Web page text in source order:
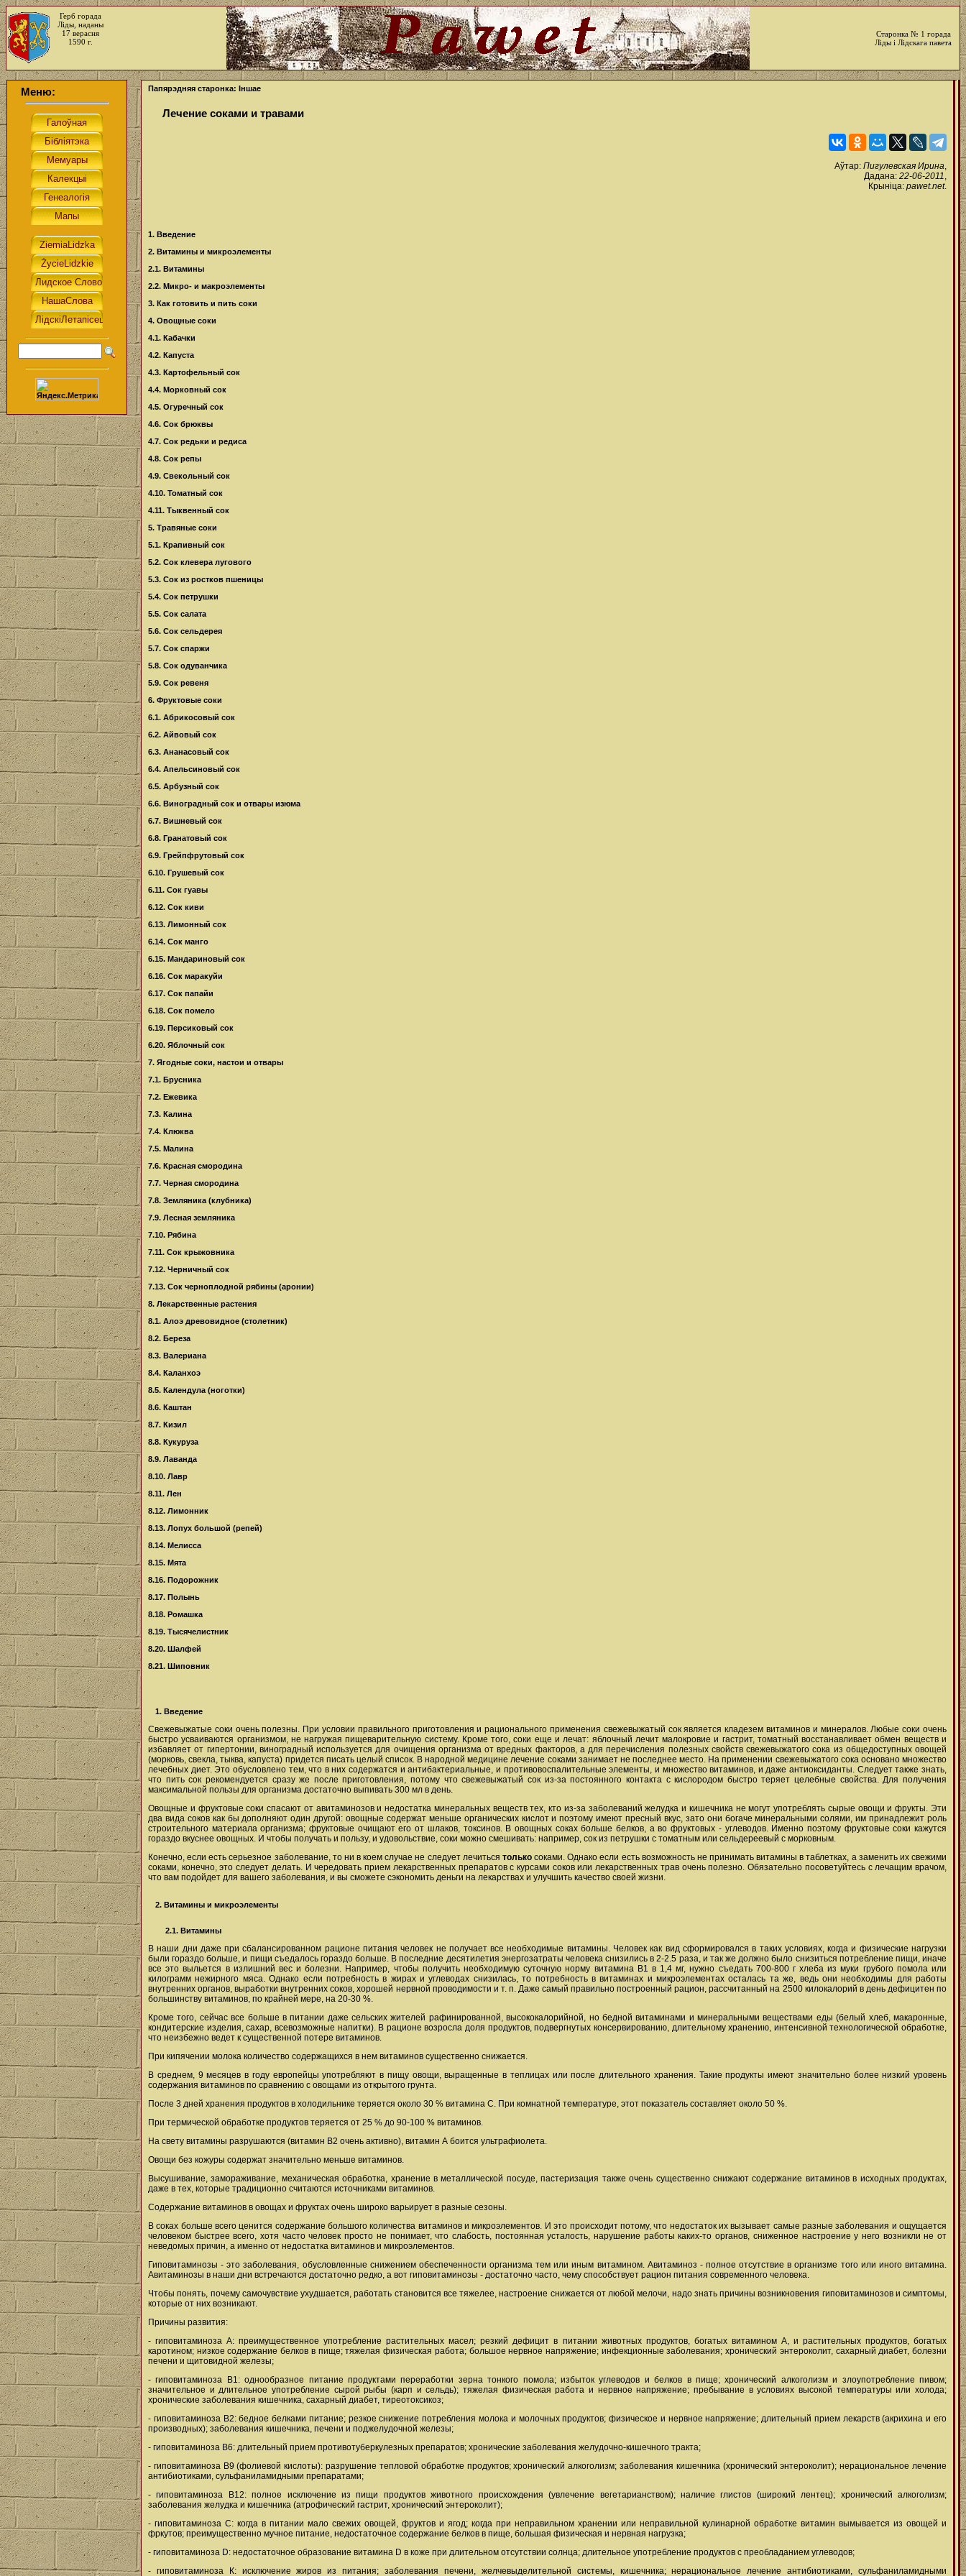
Герб горада
Ліды, наданы
17 верасня
1590 г.
Старонка № 1 горада
Ліды і Лідскага павета
Меню: Папярэдняя старонка: Іншае
Лечение соками и травами
Аўтар: Пигулевская Ирина,
Дадана: 22-06-2011,
Крыніца: pawet.net.
1. Введение
2. Витамины и микроэлементы
2.1. Витамины
2.2. Микро- и макроэлементы
3. Как готовить и пить соки
4. Овощные соки
4.1. Кабачки
4.2. Капуста
4.3. Картофельный сок
4.4. Морковный сок
4.5. Огуречный сок
4.6. Сок брюквы
4.7. Сок редьки и редиса
4.8. Сок репы
4.9. Свекольный сок
4.10. Томатный сок
4.11. Тыквенный сок
5. Травяные соки
5.1. Крапивный сок
5.2. Сок клевера лугового
5.3. Сок из ростков пшеницы
5.4. Сок петрушки
5.5. Сок салата
5.6. Сок сельдерея
5.7. Сок спаржи
5.8. Сок одуванчика
5.9. Сок ревеня
6. Фруктовые соки
6.1. Абрикосовый сок
6.2. Айвовый сок
6.3. Ананасовый сок
6.4. Апельсиновый сок
6.5. Арбузный сок
6.6. Виноградный сок и отвары изюма
6.7. Вишневый сок
6.8. Гранатовый сок
6.9. Грейпфрутовый сок
6.10. Грушевый сок
6.11. Сок гуавы
6.12. Сок киви
6.13. Лимонный сок
6.14. Сок манго
6.15. Мандариновый сок
6.16. Сок маракуйи
6.17. Сок папайи
6.18. Сок помело
6.19. Персиковый сок
6.20. Яблочный сок
7. Ягодные соки, настои и отвары
7.1. Брусника
7.2. Ежевика
7.3. Калина
7.4. Клюква
7.5. Малина
7.6. Красная смородина
7.7. Черная смородина
7.8. Земляника (клубника)
7.9. Лесная земляника
7.10. Рябина
7.11. Сок крыжовника
7.12. Черничный сок
7.13. Сок черноплодной рябины (аронии)
8. Лекарственные растения
8.1. Алоэ древовидное (столетник)
8.2. Береза
8.3. Валериана
8.4. Каланхоэ
8.5. Календула (ноготки)
8.6. Каштан
8.7. Кизил
8.8. Кукуруза
8.9. Лаванда
8.10. Лавр
8.11. Лен
8.12. Лимонник
8.13. Лопух большой (репей)
8.14. Мелисса
8.15. Мята
8.16. Подорожник
8.17. Полынь
8.18. Ромашка
8.19. Тысячелистник
8.20. Шалфей
8.21. Шиповник
1. Введение
Свежевыжатые соки очень полезны. При условии правильного приготовления и рационального применения свежевыжатый сок является кладезем витаминов и минералов. Любые соки очень
быстро усваиваются организмом, не нагружая пищеварительную систему. Кроме того, соки еще и лечат: яблочный лечит малокровие и гастрит, томатный восстанавливает обмен веществ и
избавляет от гипертонии, виноградный используется для очищения организма от вредных факторов, а для перечисления полезных свойств свежевыжатого сока из общедоступных овощей
(морковь, свекла, тыква, капуста) придется писать целый список. В народной медицине лечение соками занимает не последнее место. На применении свежевыжатого сока основано множество
лечебных диет. Это обусловлено тем, что в них содержатся и антибактериальные, и противовоспалительные элементы, и множество витаминов, и даже антиоксиданты. Следует также знать,
что пить сок рекомендуется сразу же после приготовления, потому что свежевыжатый сок из-за постоянного контакта с кислородом быстро теряет целебные свойства. Для получения
максимальной пользы для организма достаточно выпивать 300 мл в день.
Овощные и фруктовые соки спасают от авитаминозов и недостатка минеральных веществ тех, кто из-за заболеваний желудка и кишечника не могут употреблять сырые овощи и фрукты. Эти
два вида соков как бы дополняют один другой: овощные содержат меньше органических кислот и поэтому имеют пресный вкус, зато они богаче минеральными солями, им принадлежит роль
строительного материала организма; фруктовые очищают его от шлаков, токсинов. В овощных соках больше белков, а во фруктовых - углеводов. Именно поэтому фруктовые соки кажутся
гораздо вкуснее овощных. И чтобы получать и пользу, и удовольствие, соки можно смешивать: например, сок из петрушки с томатным или сельдереевый с морковным.
Конечно, если есть серьезное заболевание, то ни в коем случае не следует лечиться толькосоками. Однако если есть возможность не принимать витамины в таблетках, а заменить их свежими
соками, конечно, это следует делать. И чередовать прием лекарственных препаратов с курсами соков или лекарственных трав очень полезно. Обязательно посоветуйтесь с лечащим врачом,
что вам подойдет для вашего заболевания, и вы сможете сэкономить деньги на лекарствах и улучшить качество своей жизни.
2. Витамины и микроэлементы
2.1. Витамины
В наши дни даже при сбалансированном рационе питания человек не получает все необходимые витамины. Человек как вид сформировался в таких условиях, когда и физические нагрузки
были гораздо больше, и пищи съедалось гораздо больше. В последние десятилетия энергозатраты человека снизились в 2-2.5 раза, и так же должно было снизиться потребление пищи, иначе
все это выльется в излишний вес и болезни. Например, чтобы получить необходимую суточную норму витамина В1 в 1,4 мг, нужно съедать 700-800 г хлеба из муки грубого помола или
килограмм нежирного мяса. Однако если потребность в жирах и углеводах снизилась, то потребность в витаминах и микроэлементах осталась та же, ведь они необходимы для работы
внутренних органов, выработки внутренних соков, хорошей нервной проводимости и т. п. Даже самый правильно построенный рацион, рассчитанный на 2500 килокалорий в день дефицитен по
большинству витаминов, по крайней мере, на 20-30 %.
Кроме того, сейчас все больше в питании даже сельских жителей рафинированной, высококалорийной, но бедной витаминами и минеральными веществами еды (белый хлеб, макаронные,
кондитерские изделия, сахар, всевозможные напитки). В рационе возросла доля продуктов, подвергнутых консервированию, длительному хранению, интенсивной технологической обработке,
что неизбежно ведет к существенной потере витаминов.
При кипячении молока количество содержащихся в нем витаминов существенно снижается.
В среднем, 9 месяцев в году европейцы употребляют в пищу овощи, выращенные в теплицах или после длительного хранения. Такие продукты имеют значительно более низкий уровень
содержания витаминов по сравнению с овощами из открытого грунта.
После 3 дней хранения продуктов в холодильнике теряется около 30 % витамина С. При комнатной температуре, этот показатель составляет около 50 %.
При термической обработке продуктов теряется от 25 % до 90-100 % витаминов.
На свету витамины разрушаются (витамин В2 очень активно), витамин А боится ультрафиолета.
Овощи без кожуры содержат значительно меньше витаминов.
Высушивание, замораживание, механическая обработка, хранение в металлической посуде, пастеризация также очень существенно снижают содержание витаминов в исходных продуктах,
даже в тех, которые традиционно считаются источниками витаминов.
Содержание витаминов в овощах и фруктах очень широко варьирует в разные сезоны.
В соках больше всего ценится содержание большого количества витаминов и микроэлементов. И это происходит потому, что недостаток их вызывает самые разные заболевания и ощущается
человеком быстрее всего, хотя часто человек просто не понимает, что слабость, постоянная усталость, нарушение работы каких-то органов, сниженное настроение у него возникли не от
неведомых причин, а именно от недостатка витаминов и микроэлементов.
Гиповитаминозы - это заболевания, обусловленные снижением обеспеченности организма тем или иным витамином. Авитаминоз - полное отсутствие в организме того или иного витамина.
Авитаминозы в наши дни встречаются достаточно редко, а вот гиповитаминозы - достаточно часто, чему способствует рацион питания современного человека.
Чтобы понять, почему самочувствие ухудшается, работать становится все тяжелее, настроение снижается от любой мелочи, надо знать причины возникновения гиповитаминозов и симптомы,
которые от них возникают.
Причины развития:
- гиповитаминоза А: преимущественное употребление растительных масел; резкий дефицит в питании животных продуктов, богатых витамином А, и растительных продуктов, богатых
каротином; низкое содержание белков в пище; тяжелая физическая работа; большое нервное напряжение; инфекционные заболевания; хронический энтероколит, сахарный диабет, болезни
печени и щитовидной железы;
- гиповитаминоза В1: однообразное питание продуктами переработки зерна тонкого помола; избыток углеводов и белков в пище; хронический алкоголизм и злоупотребление пивом;
значительное и длительное употребление сырой рыбы (карп и сельдь); тяжелая физическая работа и нервное напряжение; пребывание в условиях высокой температуры или холода;
хронические заболевания кишечника, сахарный диабет, тиреотоксикоз;
- гиповитаминоза B2: бедное белками питание; резкое снижение потребления молока и молочных продуктов; физическое и нервное напряжение; длительный прием лекарств (акрихина и его
производных); заболевания кишечника, печени и поджелудочной железы;
- гиповитаминоза В6: длительный прием противотуберкулезных препаратов; хронические заболевания желудочно-кишечного тракта;
- гиповитаминоза В9 (фолиевой кислоты): разрушение тепловой обработке продуктов; хронический алкоголизм; заболевания кишечника (хронический энтероколит); нерациональное лечение
антибиотиками, сульфаниламидными препаратами;
- гиповитаминоза В12: полное исключение из пищи продуктов животного происхождения (увлечение вегетарианством); наличие глистов (широкий лентец); хронический алкоголизм;
заболевания желудка и кишечника (атрофический гастрит, хронический энтероколит);
- гиповитаминоза С: когда в питании мало свежих овощей, фруктов и ягод; когда при неправильном хранении или неправильной кулинарной обработке витамин вымывается из овощей и
фркутов; преимущественно мучное питание, недостаточное содержание белков в пище, большая физическая и нервная нагрузка;
- гиповитаминоза D: недостаточное образование витамина D в коже при длительном отсутствии солнца; длительное употребление продуктов с преобладанием углеводов;
- гиповитаминоза К: исключение жиров из питания; заболевания печени, желчевыделительной системы, кишечника; нерациональное лечение антибиотиками, сульфаниламидными